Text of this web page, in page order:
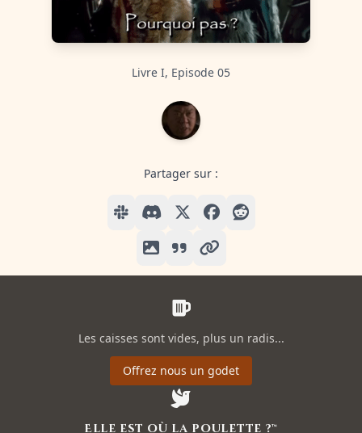
Livre I, Episode 05
Partager sur :
Les caisses sont vides, plus un radis...
Offrez nous un godet
Elle est où la poulette ?™